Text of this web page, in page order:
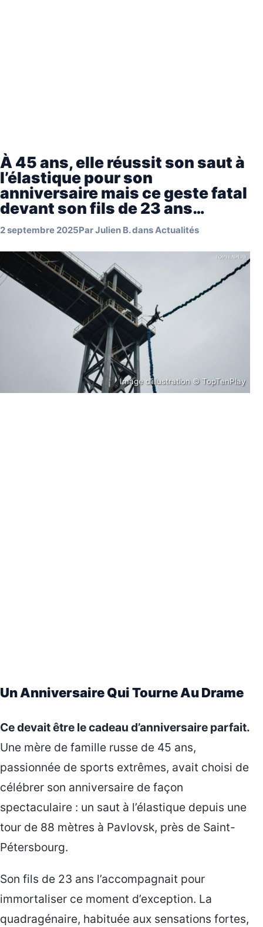
À 45 ans, elle réussit son saut à
l’élastique pour son
anniversaire mais ce geste fatal
devant son fils de 23 ans…
2 septembre 2025ParJulien B.dansActualités
Image d’illustration © TopTenPlay
Un Anniversaire Qui Tourne Au Drame
Ce devait être le cadeau d’anniversaire parfait.
Une mère de famille russe de 45 ans,
passionnée de sports extrêmes, avait choisi de
célébrer son anniversaire de façon
spectaculaire : un saut à l’élastique depuis une
tour de 88 mètres à Pavlovsk, près de Saint-
Pétersbourg.
Son fils de 23 ans l’accompagnait pour
immortaliser ce moment d’exception. La
quadragénaire, habituée aux sensations fortes,